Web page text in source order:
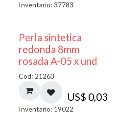
Inventario: 37783
Perla sintetica
redonda 8mm
rosada A-05 x und
Cod: 21263
US$ 0,03
Inventario: 19022